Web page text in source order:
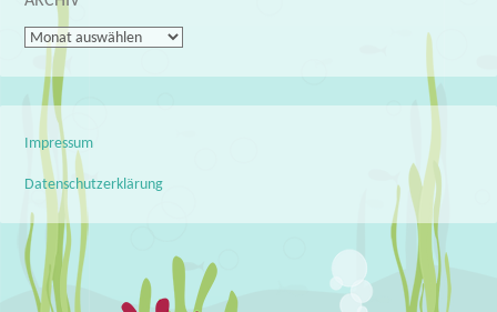
Archiv
Impressum
Datenschutzerklärung